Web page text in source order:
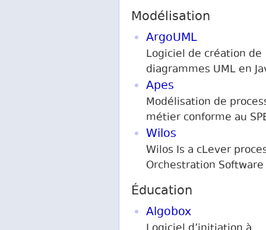
Modélisation
ArgoUML
Logiciel de création de
diagrammes UML en
Apes
Modélisation de
métier conforme au
Wilos
Wilos Is a cLever
Orchestration Software
Éducation
Algobox